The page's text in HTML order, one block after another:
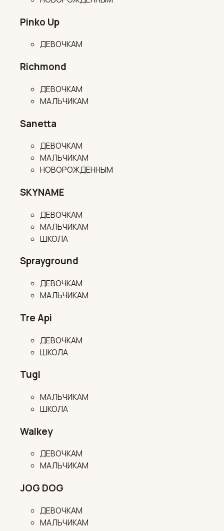
Pinko Up
ДЕВОЧКАМ
Richmond
ДЕВОЧКАМ
МАЛЬЧИКАМ
Sanetta
ДЕВОЧКАМ
МАЛЬЧИКАМ
НОВОРОЖДЕННЫМ
SKYNAME
ДЕВОЧКАМ
МАЛЬЧИКАМ
ШКОЛА
Sprayground
ДЕВОЧКАМ
МАЛЬЧИКАМ
Tre Api
ДЕВОЧКАМ
ШКОЛА
Tugi
МАЛЬЧИКАМ
ШКОЛА
Walkey
ДЕВОЧКАМ
МАЛЬЧИКАМ
JOG DOG
ДЕВОЧКАМ
МАЛЬЧИКАМ